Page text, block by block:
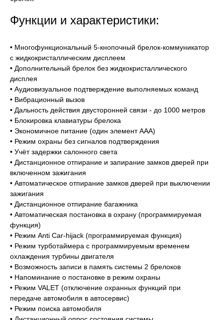
Функции и характеристики:
• Многофункциональный 5-кнопочный брелок-коммуникатор
с жидкокристаллическим дисплеем
• Дополнительный брелок без жидкокристаллического
дисплея
• Аудиовизуальное подтверждение выполняемых команд
• Вибрационный вызов
• Дальность действия двусторонней связи - до 1000 метров
• Блокировка клавиатуры брелока
• Экономичное питание (один элемент ААА)
• Режим охраны без сигналов подтверждения
• Учёт задержки салонного света
• Дистанционное отпирание и запирание замков дверей при
включенном зажигания
• Автоматическое отпирание замков дверей при выключении
зажигания
• Дистанционное отпирание багажника
• Автоматическая постановка в охрану (программируемая
функция)
• Режим Anti Car-hijack (программируемая функция)
• Режим турботаймера с программируемым временем
охлаждения турбины двигателя
• Возможность записи в память системы 2 брелоков
• Напоминание о постановке в режим охраны
• Режим VALET (отключение охранных функций при
передаче автомобиля в автосервис)
• Режим поиска автомобиля